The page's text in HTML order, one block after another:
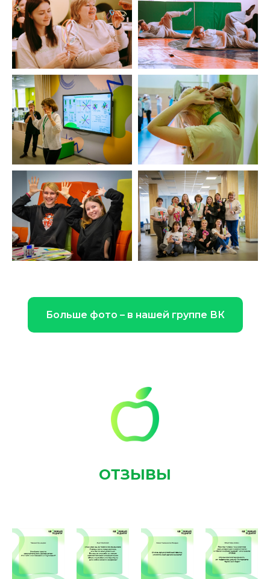
Больше фото – в нашей группе ВК
ОТЗЫВЫ